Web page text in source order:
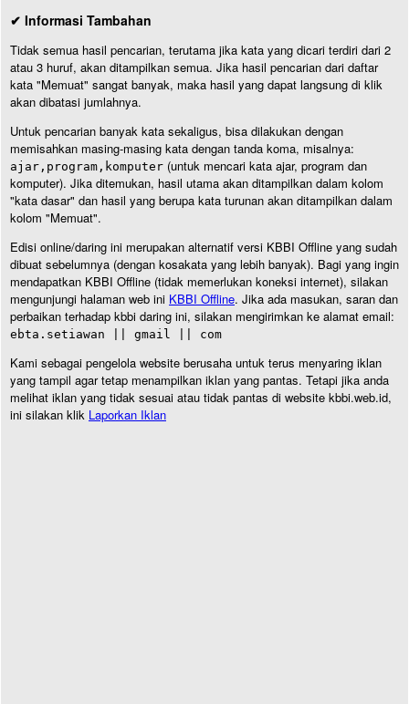
✔ Informasi Tambahan
Tidak semua hasil pencarian, terutama jika kata yang dicari terdiri dari 2
atau 3 huruf, akan ditampilkan semua. Jika hasil pencarian dari daftar
kata "Memuat" sangat banyak, maka hasil yang dapat langsung di klik
akan dibatasi jumlahnya.
Untuk pencarian banyak kata sekaligus, bisa dilakukan dengan
memisahkan masing-masing kata dengan tanda koma, misalnya:
ajar,program,komputer (untuk mencari kata ajar, program dan
komputer). Jika ditemukan, hasil utama akan ditampilkan dalam kolom
"kata dasar" dan hasil yang berupa kata turunan akan ditampilkan dalam
kolom "Memuat".
Edisi online/daring ini merupakan alternatif versi KBBI Offline yang sudah
dibuat sebelumnya (dengan kosakata yang lebih banyak). Bagi yang ingin
mendapatkan KBBI Offline (tidak memerlukan koneksi internet), silakan
mengunjungi halaman web ini KBBI Offline. Jika ada masukan, saran dan
perbaikan terhadap kbbi daring ini, silakan mengirimkan ke alamat email:
ebta.setiawan || gmail || com
Kami sebagai pengelola website berusaha untuk terus menyaring iklan
yang tampil agar tetap menampilkan iklan yang pantas. Tetapi jika anda
melihat iklan yang tidak sesuai atau tidak pantas di website kbbi.web.id,
ini silakan klik Laporkan Iklan